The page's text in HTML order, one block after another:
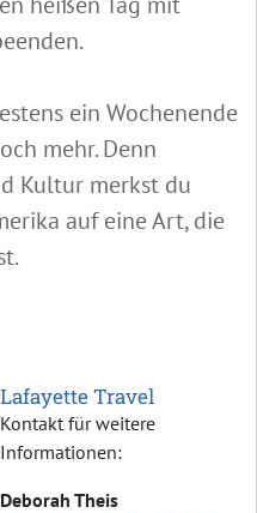
ein Wochenende
mehr. Denn
Kultur merkst du
auf eine Art, die
Lafayette Travel
Kontakt für weitere
Informationen:
Deborah Theis